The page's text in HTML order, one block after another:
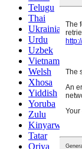
Telugu
Thai
Ukrainian
Urdu
Uzbek
Vietnamese
Welsh
Xhosa
Yiddish
Yoruba
Zulu
Kinyarwanda
Tatar
Oriya